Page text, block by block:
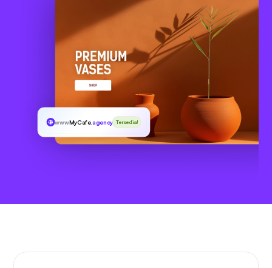
wwwMyCafe.agency Tersedia!